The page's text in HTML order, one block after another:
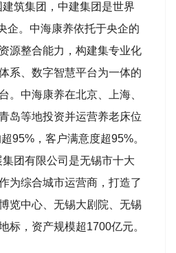
筑集团，中建集团是世界
企。中海康养依托于央企的
源整合能力，构建集专业化
系、数字智慧平台为一体的
。中海康养在北京、上海、
岛等地投资并运营养老床位
95%，客户满意度超95%。
团有限公司是无锡市十大
为综合城市运营商，打造了
览中心、无锡大剧院、无锡
标，资产规模超1700亿元。